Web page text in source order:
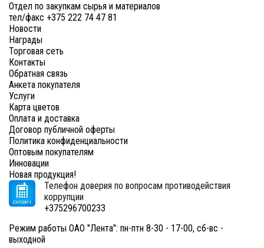
Отдел по закупкам сырья и материалов
тел/факс +375 222 74 47 81
Новости
Награды
Торговая сеть
Контакты
Обратная связь
Анкета покупателя
Услуги
Карта цветов
Оплата и доставка
Договор публичной оферты
Политика конфиденциальности
Оптовым покупателям
Инновации
Новая продукция!
Телефон доверия по вопросам противодействия
коррупции
+375296700233
Режим работы ОАО "Лента": пн-птн 8-30 - 17-00, сб-вс -
выходной